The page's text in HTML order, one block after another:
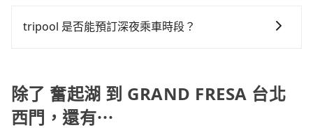
使用時還是有其區域的限制，實際可停靠的地點與你的
共乘服務。共乘服務讓乘客可以與其他人分攤費用，享
tripool 是否能預訂深夜乘車時段？
除了 奮起湖 到 GRAND FRESA 台北
西門，還有⋯